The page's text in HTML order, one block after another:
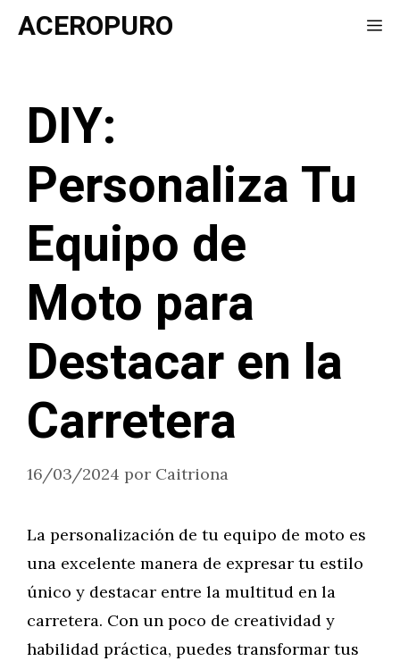
Saltar
ACEROPURO
DIY:
Personaliza Tu
Equipo de
Moto para
Destacar en la
Carretera
16/03/2024 por Caitriona
La personalización de tu equipo de moto es
una excelente manera de expresar tu estilo
único y destacar entre la multitud en la
carretera. Con un poco de creatividad y
habilidad práctica, puedes transformar tus